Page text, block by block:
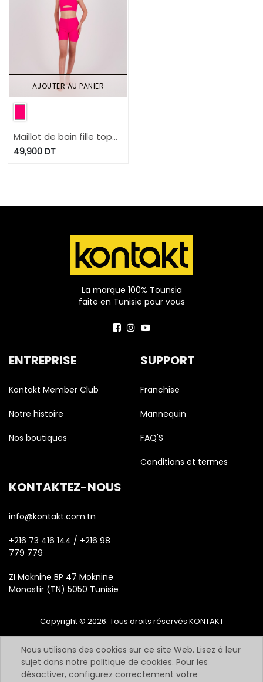
Maillot de bain fille top
et short
49,900DT
AJOUTER AU PANIER
La marque 100% Tounsia
faite en Tunisie pour vous
ENTREPRISE
Kontakt Member Club
Notre histoire
Nos boutiques
SUPPORT
Franchise
Mannequin
FAQ'S
Conditions et termes
KONTAKTEZ-NOUS
info@kontakt.com.tn
+216 73 416 144 / +216 98
779 779
ZI Moknine BP 47 Moknine
Monastir (TN) 5050 Tunisie
Copyright © 2026. Tous droits réservés KONTAKT
Nous utilisons des cookies sur ce site Web. Lisez à leur
sujet dans notre politique de cookies. Pour les
désactiver, configurez correctement votre